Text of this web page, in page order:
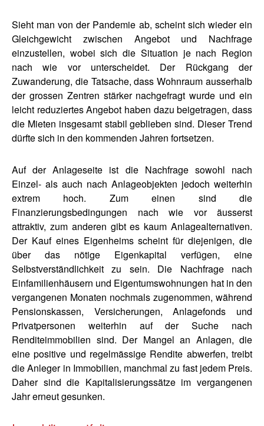
Sieht man von der Pandemie ab, scheint sich wieder ein
Gleichgewicht zwischen Angebot und Nachfrage
einzustellen, wobei sich die Situation je nach Region
nach wie vor unterscheidet. Der Rückgang der
Zuwanderung, die Tatsache, dass Wohnraum ausserhalb
der grossen Zentren stärker nachgefragt wurde und ein
leicht reduziertes Angebot haben dazu beigetragen, dass
die Mieten insgesamt stabil geblieben sind. Dieser Trend
dürfte sich in den kommenden Jahren fortsetzen.
Auf der Anlageseite ist die Nachfrage sowohl nach
Einzel- als auch nach Anlageobjekten jedoch weiterhin
extrem hoch. Zum einen sind die
Finanzierungsbedingungen nach wie vor äusserst
attraktiv, zum anderen gibt es kaum Anlagealternativen.
Der Kauf eines Eigenheims scheint für diejenigen, die
über das nötige Eigenkapital verfügen, eine
Selbstverständlichkeit zu sein. Die Nachfrage nach
Einfamilienhäusern und Eigentumswohnungen hat in den
vergangenen Monaten nochmals zugenommen, während
Pensionskassen, Versicherungen, Anlagefonds und
Privatpersonen weiterhin auf der Suche nach
Renditeimmobilien sind. Der Mangel an Anlagen, die
eine positive und regelmässige Rendite abwerfen, treibt
die Anleger in Immobilien, manchmal zu fast jedem Preis.
Daher sind die Kapitalisierungssätze im vergangenen
Jahr erneut gesunken.